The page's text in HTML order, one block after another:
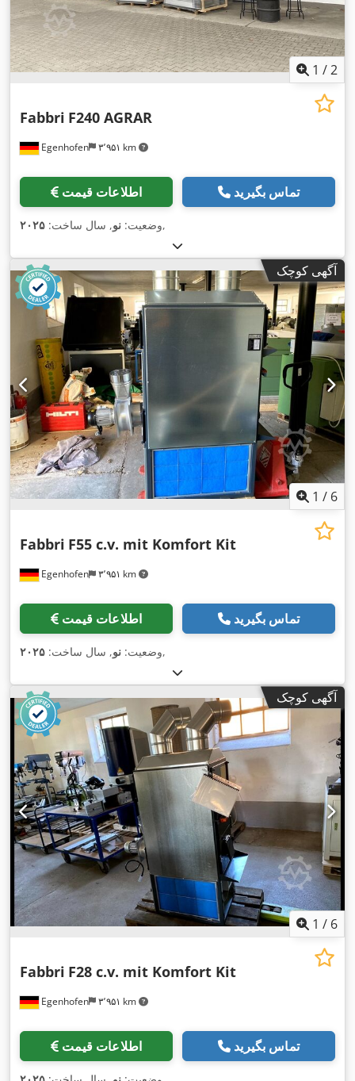
1 /2
Egenhofen ۳٬۹۵۱ km
Fabbri F240 AGRAR
اطلاعات قیمت تماس بگیرید
وضعیت: نو, سال ساخت: ۲۰۲۵ ,
آگهی کوچک
1 / 6
Egenhofen ۳٬۹۵۱ km
Fabbri F55 c.v. mit Komfort Kit
اطلاعات قیمت تماس بگیرید
وضعیت: نو, سال ساخت: ۲۰۲۵ ,
آگهی کوچک
1 / 6
Egenhofen ۳٬۹۵۱ km
Fabbri F28 c.v. mit Komfort Kit
اطلاعات قیمت تماس بگیرید